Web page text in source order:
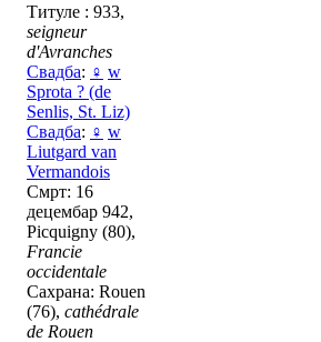
Титуле : 933,
seigneur
d'Avranches
Свадба: ♀ w
Sprota ? (de
Senlis, St. Liz)
Свадба: ♀ w
Liutgard van
Vermandois
Смрт: 16
децембар 942,
Picquigny (80),
Francie
occidentale
Сахрана: Rouen
(76), cathédrale
de Rouen